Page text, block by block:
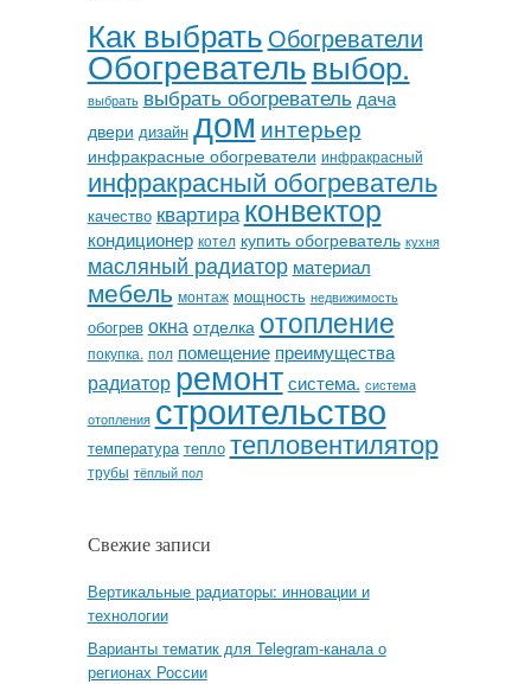
Как выбрать Обогреватели
Обогревательвыбор.
выбрать выбрать обогреватель дача
двери дизайн дом интерьер
инфракрасные обогреватели инфракрасный
инфракрасный обогреватель
качество квартираконвектор
кондиционер котел купить обогреватель кухня
масляный радиатор материал
мебель монтаж мощность недвижимость
обогрев окна отделка отопление
покупка. пол помещение преимущества
радиатор ремонт система. система
отопления строительство
температура тепло тепловентилятор
трубы тёплый пол
Свежие записи
Вертикальные радиаторы: инновации и
технологии
Варианты тематик для Telegram-канала о
регионах России